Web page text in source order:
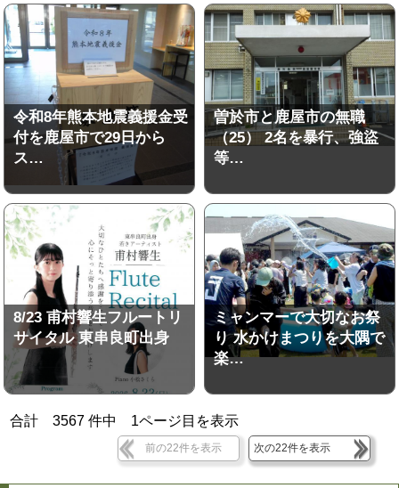
令和8年熊本地震義援金受
付を鹿屋市で29日から
ス…
曽於市と鹿屋市の無職
（25） 2名を暴行、強盜
等…
8/23 甫村響生フルートリ
サイタル 東串良町出身
ミャンマーで大切なお祭
り 水かけまつりを大隅で
楽…
合計3567 件中 1ページ目を表示
前の22件を表示 次の22件を表示